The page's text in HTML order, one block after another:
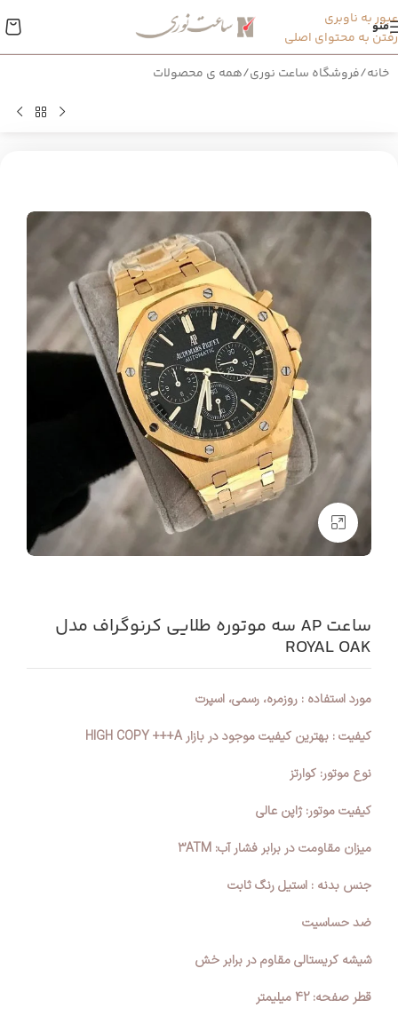
عبور به ناوبری
رفتن به محتوای اصلی
منو
خانه/فروشگاه ساعت نوری/همه ی محصولات
بزرگنمایی تصویر
ساعت AP سه موتوره طلایی کرنوگراف مدل
ROYAL OAK
مورد استفاده : روزمره، رسمی، اسپرت
کیفیت : بهترین کیفیت موجود در بازار HIGH COPY +++A
نوع موتور: کوارتز
کیفیت موتور: ژاپن عالی
میزان مقاومت در برابر فشار آب: 3ATM
جنس بدنه : استیل رنگ ثابت
ضد حساسیت
شیشه کریستالی مقاوم در برابر خش
قطر صفحه: 42 میلیمتر